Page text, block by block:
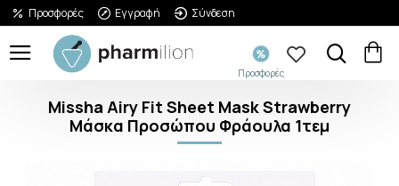
Προσφορές Εγγραφή Σύνδεση
Προσφορές
Missha Airy Fit Sheet Mask Strawberry
Μάσκα Προσώπου Φράουλα 1τεμ